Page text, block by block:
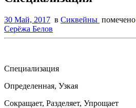
30 Май, 2017 в Сиквейны помечено
Серёжа Белов
Специализация
Определенная, Узкая
Сокращает, Разделяет, Упрощает